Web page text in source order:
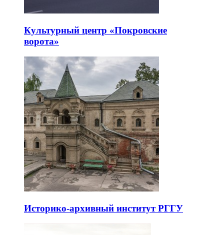
Культурный центр «Покровские
ворота»
Историко-архивный институт РГГУ